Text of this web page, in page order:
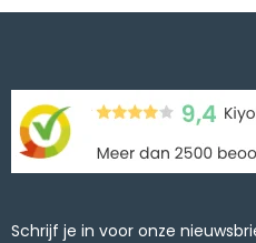
Schrijf je in voor onze